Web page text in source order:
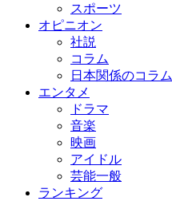
スポーツ
オピニオン
社説
コラム
日本関係のコラム
エンタメ
ドラマ
音楽
映画
アイドル
芸能一般
ランキング